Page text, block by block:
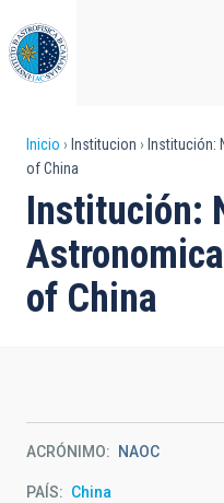
al
contenido
principal
Sobrescribir
enlaces
de
ayuda
a
Inicio Institucion
Institución:
of China
Institución:
of China
ACRÓNIMO NAOC
PAÍS China